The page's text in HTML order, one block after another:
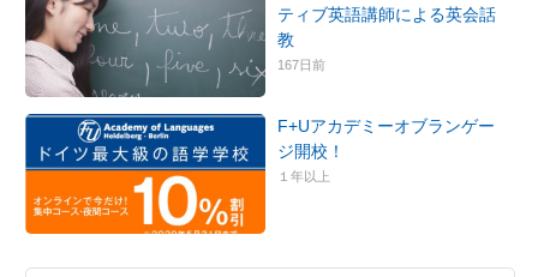
ティブ英語講師による英会話
教
167日前
F+Uアカデミーオブランゲー
ジ開校！
１年以上